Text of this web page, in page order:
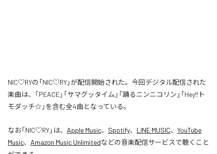
NIC♡RYの「NIC♡RY」が配信開始された。今回デジタル配信された
楽曲は、「PEACE」「サマグッタイム」「踊るニンニコリン」「Hey!!ト
モダッチ☆」を含む全4曲となっている。
なお「NIC♡RY」は、 Apple Music、 Spotify、 LINE MUSIC、 YouTube
Music、 Amazon Music Unlimitedなどの音楽配信サービスで聴くこと